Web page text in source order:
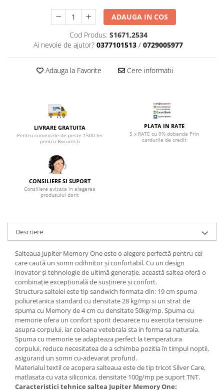
Saltele cu plasa de arcuri
Saltele cu spuma
Seturi mese si scaune bucatarie
Mobila hol
Suporturi si rafturi pantofi
Portmantouri
Stender haine
Suport pentru umerase
Etajere
Mobilier gradinita
Mese gradinita
Scaune gradinita
Mobila camera copii
Saltele patuturi copii
Paturi copii
Masa si scaune gradinita
Seturi comode living si dormitor
ADAUGA IN COS
Cod Produs: S1671,2534
Ai nevoie de ajutor? 0377101513 / 0729005977
Adauga la Favorite Cere informatii
LIVRARE GRATUITA
Pentru comenzile de peste 1500 lei
pentru Bucuresti
PLATA IN RATE
5 x RATE cu 0% dobanda Prin
cardurile de credit
CONSILIERE SI SUPORT
Consiliere avizata in alegerea
produsului dorit
Descriere
Salteaua Jupiter Memory One este o alegere perfectă pentru cei
care caută un somn odihnitor și confortabil. Cu un design
inovator și tehnologie de ultimă generație, această saltea oferă o
combinație excepțională de susținere și confort.
Structura saltelei este tip sandwich formata din: 19 cm spuma
poliuretanica standard cu densitate 28 kg/mp si un strat de
spuma cu Memory de 4 cm cu densitate 50kg/mp. Spuma cu
memorie ofera un confort sporit deoarece nu exercita tensiune
asupra corpului, iar coloana vetebrala sta in forma sa naturala.
Spuma cu memorie se adapteaza perfect la temperatura
corpului, reduce necesitatea de a schimba pozitia în timpul noptii,
asigurand un somn cu-adevarat profund.
Materialul textil ce acopera salteaua este de tip tricot Silver Care,
matlasata cu vata siliconica, densitate 100g/mp pe suport TNT.
Caracteristici tehnice saltea Jupiter Memory One: